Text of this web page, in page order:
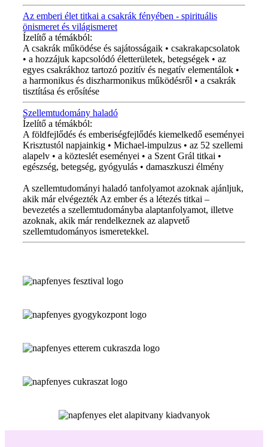
Az emberi élet titkai a csakrák fényében - spirituális
önismeret és világismeret
Ízelítő a témákból:
A csakrák működése és sajátosságaik • csakrakapcsolatok
• a hozzájuk kapcsolódó életterületek, betegségek • az
egyes csakrákhoz tartozó pozitív és negatív elementálok •
a harmonikus és diszharmonikus működésről • a csakrák
tisztítása és erősítése
Szellemtudomány haladó
Ízelítő a témákból:
A földfejlődés és emberiségfejlődés kiemelkedő eseményei
Krisztustól napjainkig • Michael-impulzus • az 52 szellemi
alapelv • a közteslét eseményei • a Szent Grál titkai •
egészség, betegség, gyógyulás • damaszkuszi élmény
A szellemtudományi haladó tanfolyamot azoknak ajánljuk,
akik már elvégezték Az ember és a létezés titkai –
bevezetés a szellemtudományba alaptanfolyamot, illetve
azoknak, akik már rendelkeznek az alapvető
szellemtudományos ismeretekkel.